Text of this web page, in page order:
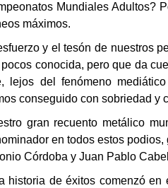
Mundiales Adultos?
máximos.
y el tesón de nuestros
pocos conocida, pero que da
lejos del fenómeno
conseguido con sobriedad y
gran recuento metálico
en todos estos podios,
Córdoba y Juan Pablo
historia de éxitos comenzó